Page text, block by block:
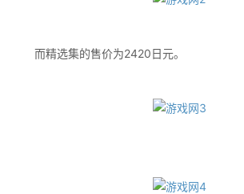
而精选集的售价为2420日元。